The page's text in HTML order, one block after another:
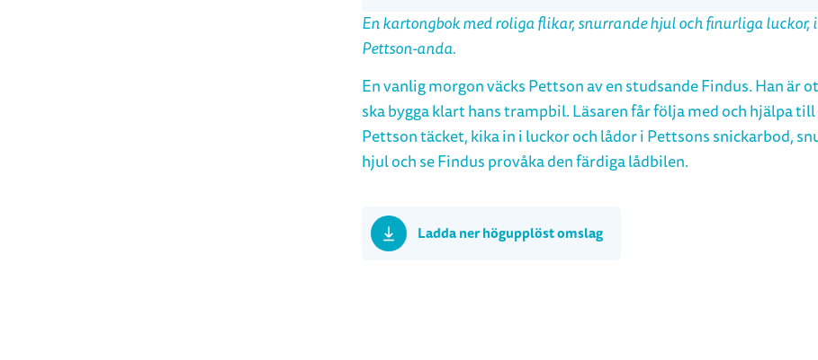
En kartongbok med roliga flikar, snurrande hjul och finurliga luckor,
Pettson-anda.
En vanlig morgon väcks Pettson av en studsande Findus. Han är
ska bygga klart hans trampbil. Läsaren får följa med och hjälpa
Pettson täcket, kika in i luckor och lådor i Pettsons snickarbod,
hjul och se Findus provåka den färdiga lådbilen.
Ladda ner högupplöst omslag